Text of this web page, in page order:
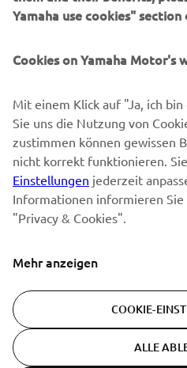
Erfahre als Erster von den
Lesen Sie unsere
Ihre persönlichen Daten
Switzerland (German)
© Copyright - 2026 Yamaha Motor
Reserved
Yamaha use cookies"
Cookies on Yamaha Motor's
Mit einem Klick auf "Ja, ich
Sie uns die Nutzung von
zustimmen können gewissen
nicht korrekt funktionieren.
Einstellungen jederzeit
Informationen informieren
"Privacy & Cookies".
Mehr anzeigen
COOKIE-
ALLE